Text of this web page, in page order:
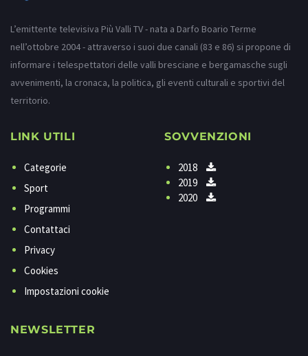
L’emittente televisiva Più Valli TV - nata a Darfo Boario Terme
nell’ottobre 2004 - attraverso i suoi due canali (83 e 86) si propone di
informare i telespettatori delle valli bresciane e bergamasche sugli
avvenimenti, la cronaca, la politica, gli eventi culturali e sportivi del
territorio.
LINK UTILI
Categorie
Sport
Programmi
Contattaci
Privacy
Cookies
Impostazioni cookie
SOVVENZIONI
2018
2019
2020
NEWSLETTER